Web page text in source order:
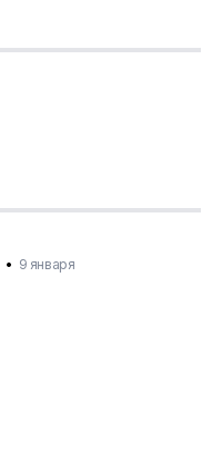
• 9 января